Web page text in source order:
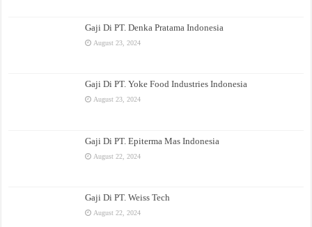
Gaji Di PT. Denka Pratama Indonesia
August 23, 2024
Gaji Di PT. Yoke Food Industries Indonesia
August 23, 2024
Gaji Di PT. Epiterma Mas Indonesia
August 22, 2024
Gaji Di PT. Weiss Tech
August 22, 2024